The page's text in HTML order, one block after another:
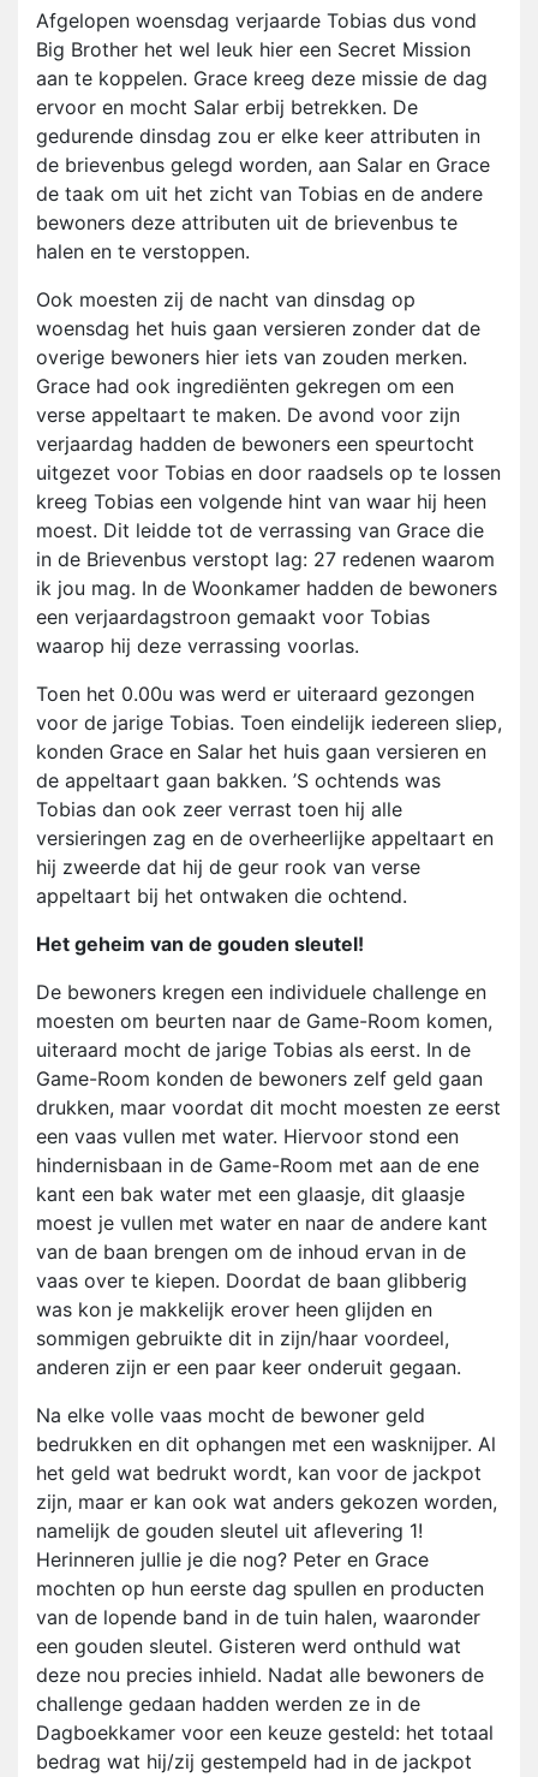
Afgelopen woensdag verjaarde Tobias dus vond
Big Brother het wel leuk hier een Secret Mission
aan te koppelen. Grace kreeg deze missie de dag
ervoor en mocht Salar erbij betrekken. De
gedurende dinsdag zou er elke keer attributen in
de brievenbus gelegd worden, aan Salar en Grace
de taak om uit het zicht van Tobias en de andere
bewoners deze attributen uit de brievenbus te
halen en te verstoppen.
Ook moesten zij de nacht van dinsdag op
woensdag het huis gaan versieren zonder dat de
overige bewoners hier iets van zouden merken.
Grace had ook ingrediënten gekregen om een
verse appeltaart te maken. De avond voor zijn
verjaardag hadden de bewoners een speurtocht
uitgezet voor Tobias en door raadsels op te lossen
kreeg Tobias een volgende hint van waar hij heen
moest. Dit leidde tot de verrassing van Grace die
in de Brievenbus verstopt lag: 27 redenen waarom
ik jou mag. In de Woonkamer hadden de bewoners
een verjaardagstroon gemaakt voor Tobias
waarop hij deze verrassing voorlas.
Toen het 0.00u was werd er uiteraard gezongen
voor de jarige Tobias. Toen eindelijk iedereen sliep,
konden Grace en Salar het huis gaan versieren en
de appeltaart gaan bakken. ’S ochtends was
Tobias dan ook zeer verrast toen hij alle
versieringen zag en de overheerlijke appeltaart en
hij zweerde dat hij de geur rook van verse
appeltaart bij het ontwaken die ochtend.
Het geheim van de gouden sleutel!
De bewoners kregen een individuele challenge en
moesten om beurten naar de Game-Room komen,
uiteraard mocht de jarige Tobias als eerst. In de
Game-Room konden de bewoners zelf geld gaan
drukken, maar voordat dit mocht moesten ze eerst
een vaas vullen met water. Hiervoor stond een
hindernisbaan in de Game-Room met aan de ene
kant een bak water met een glaasje, dit glaasje
moest je vullen met water en naar de andere kant
van de baan brengen om de inhoud ervan in de
vaas over te kiepen. Doordat de baan glibberig
was kon je makkelijk erover heen glijden en
sommigen gebruikte dit in zijn/haar voordeel,
anderen zijn er een paar keer onderuit gegaan.
Na elke volle vaas mocht de bewoner geld
bedrukken en dit ophangen met een wasknijper. Al
het geld wat bedrukt wordt, kan voor de jackpot
zijn, maar er kan ook wat anders gekozen worden,
namelijk de gouden sleutel uit aflevering 1!
Herinneren jullie je die nog? Peter en Grace
mochten op hun eerste dag spullen en producten
van de lopende band in de tuin halen, waaronder
een gouden sleutel. Gisteren werd onthuld wat
deze nou precies inhield. Nadat alle bewoners de
challenge gedaan hadden werden ze in de
Dagboekkamer voor een keuze gesteld: het totaal
bedrag wat hij/zij gestempeld had in de jackpot